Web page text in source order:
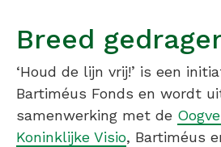
Breed
‘Houd de lijn vrij!’ is een
Bartiméus Fonds en wordt
samenwerking met de
Koninklijke Visio, Bartiméus